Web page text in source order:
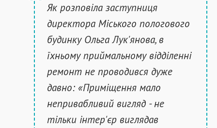
Як розповіла заступниця
директора Міського пологового
будинку Ольга Лук'янова, в
їхньому приймальному відділенні
ремонт не проводився дуже
давно: «Приміщення мало
непривабливий вигляд - не
тільки інтер'єр виглядав